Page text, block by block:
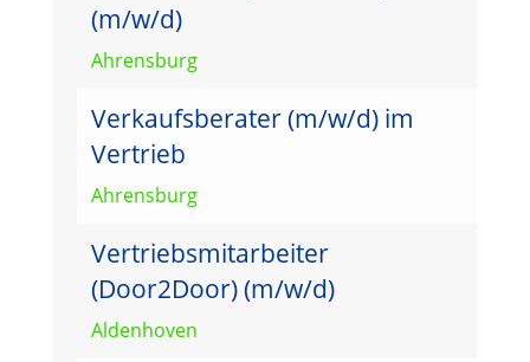
(m/w/d)
Ahrensburg
Verkaufsberater (m/w/d) im
Vertrieb
Ahrensburg
Vertriebsmitarbeiter
(Door2Door) (m/w/d)
Aldenhoven